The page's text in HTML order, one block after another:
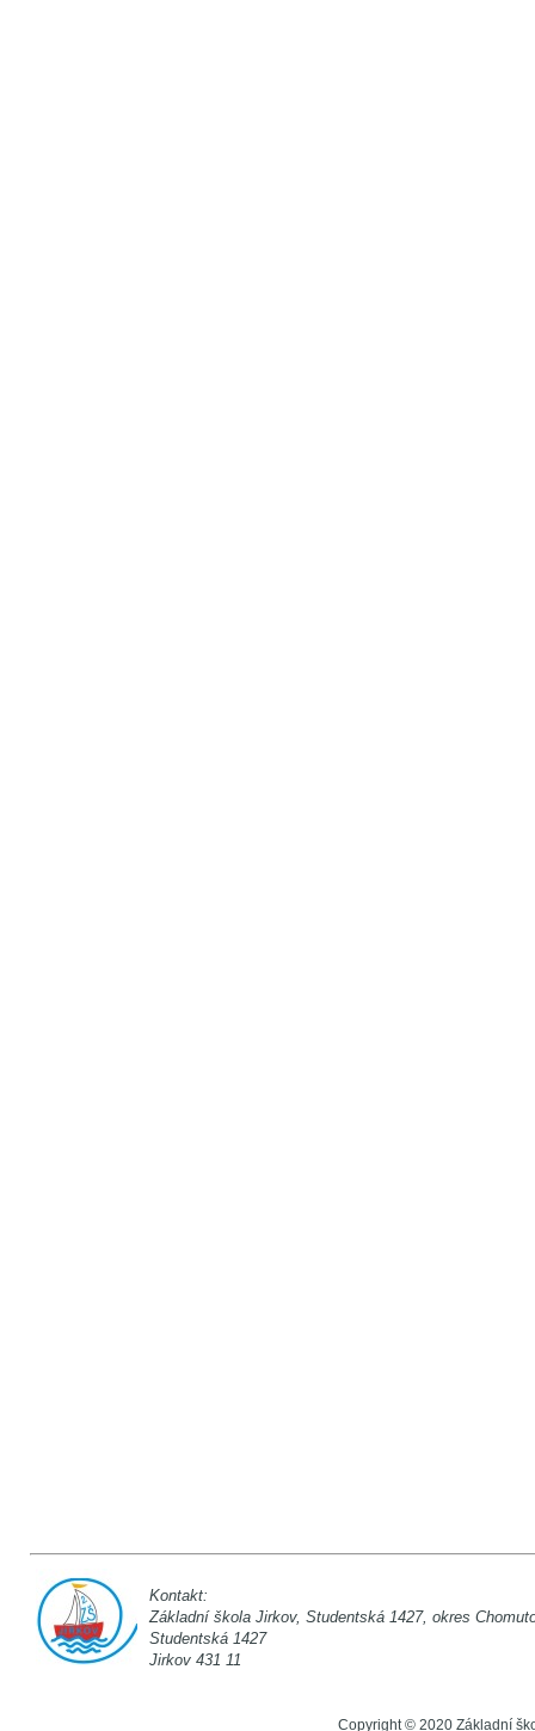
Kontakt:
Základní škola Jirkov, Studentská
Studentská
Jirkov 431 11
Copyright © 2020 Základní